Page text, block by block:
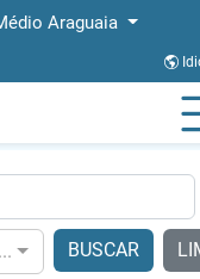
Araguaia
BUSCAR